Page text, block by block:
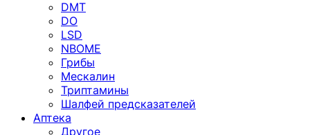
DMT
DO
LSD
NBOME
Грибы
Мескалин
Триптамины
Шалфей предсказателей
Аптека
Другое